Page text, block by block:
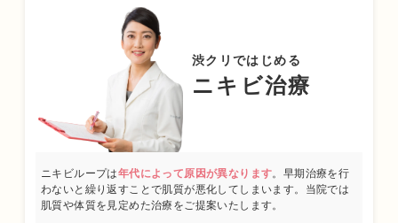
2012年04月 東京医科歯科大学皮膚科 勤務
2012年09月 台東保健所保健予防課・保健サービス課 兼務
2013年09月～都内大手美容外科・皮膚科に勤務
2015年01月 渋谷美容外科クリニック渋谷院 副院長就任
2024年01月 渋谷美容外科クリニック新宿院 院長就任
日本抗加齢医学会会員
渋クリではじめる
ニキビ治療
ニキビループは年代によって原因が異なります。早期治療を行
わないと繰り返すことで肌質が悪化してしまいます。当院では
肌質や体質を見定めた治療をご提案いたします。